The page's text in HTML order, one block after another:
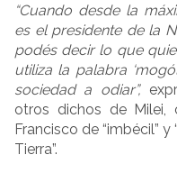
“Cuando desde la
es el presidente de la
podés decir lo que
utiliza la palabra
sociedad a odiar”,
otros dichos de Milei,
Francisco de “imbécil”
Tierra”.